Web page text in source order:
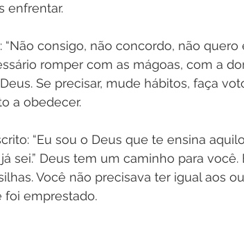
enfrentar.
“Não consigo, não concordo, não quero
romper com as mágoas, com a
Se precisar, mude hábitos, faça
a obedecer.
“Eu sou o Deus que te ensina
sei.” Deus tem um caminho para
Você não precisava ter igual aos
emprestado.